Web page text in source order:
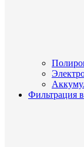
Фильтрация